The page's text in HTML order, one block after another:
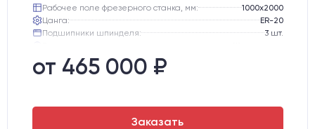
Рабочее поле фрезерного станка, мм:
1000х2000
Цанга:
ER-20
Подшипники шпинделя:
3 шт.
Двигатели:
от 465 000 ₽
Заказать